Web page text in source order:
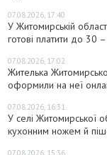
07.08.2026, 17:40
У Житомирській
готові платити до 30
07.08.2026, 17:02
Жителька
оформили на неї
07.08.2026, 16:31
У селі Житомирської
кухонним ножем й
07.08.2026, 15:36